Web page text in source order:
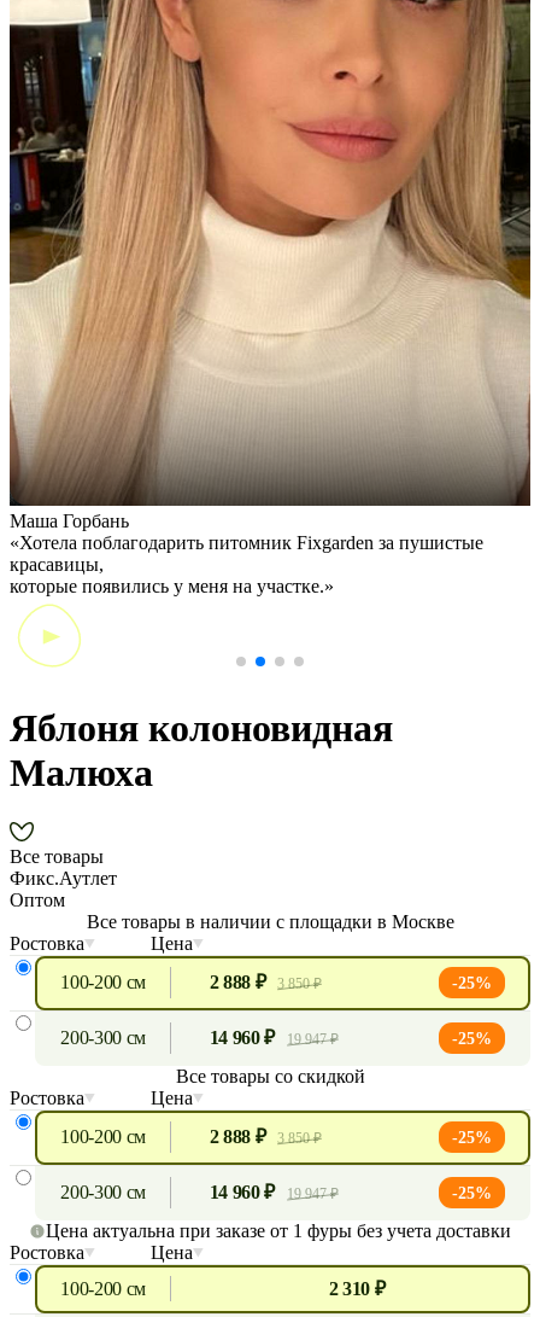
Маша Горбань
«Хотела поблагодарить питомник Fixgarden за пушистые
красавицы,
которые появились у меня на участке.»
Яблоня колоновидная
Малюха
Все товары
Фикс.Аутлет
Оптом
Все товары в наличии с площадки в Москве
Ростовка
Цена
100-200 см
2 888 ₽ 3 850 ₽ -25%
200-300 см 14 960 ₽ 19 947 ₽ -25%
Все товары со скидкой
Ростовка
Цена
100-200 см
2 888 ₽ 3 850 ₽ -25%
200-300 см 14 960 ₽ 19 947 ₽ -25%
Цена актуальна при заказе от 1 фуры без учета доставки
Ростовка
Цена
100-200 см
2 310 ₽